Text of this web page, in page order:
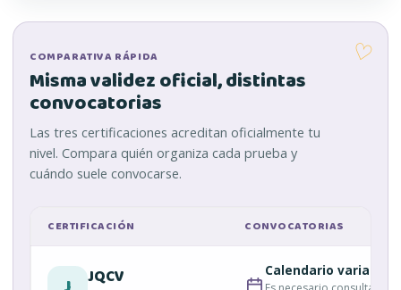
COMPARATIVA RÁPIDA
Misma validez oficial, distintas
convocatorias
Las tres certificaciones acreditan oficialmente tu
nivel. Compara quién organiza cada prueba y
cuándo suele convocarse.
♡
CERTIFICACIÓN CONVOCATORIAS
JQCV Calendario variable